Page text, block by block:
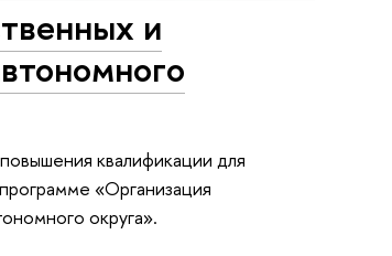
и
квалификации для
«Организация
округа».